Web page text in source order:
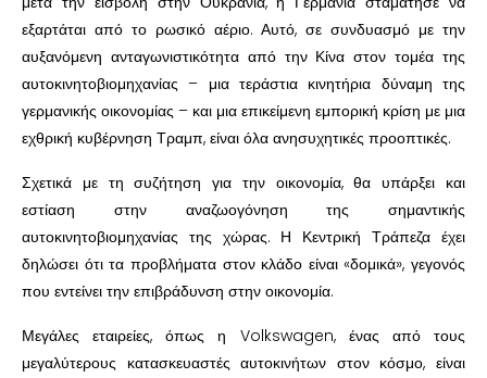
εξαρτάται από το ρωσικό αέριο. Αυτό, σε συνδυασμό με την
αυξανόμενη ανταγωνιστικότητα από την Κίνα στον τομέα της
αυτοκινητοβιομηχανίας – μια τεράστια κινητήρια δύναμη της
γερμανικής οικονομίας – και μια επικείμενη εμπορική κρίση με μια
εχθρική κυβέρνηση Τραμπ, είναι όλα ανησυχητικές προοπτικές.
Σχετικά με τη συζήτηση για την οικονομία, θα υπάρξει και
εστίαση στην αναζωογόνηση της σημαντικής
αυτοκινητοβιομηχανίας της χώρας. Η Κεντρική Τράπεζα έχει
δηλώσει ότι τα προβλήματα στον κλάδο είναι «δομικά», γεγονός
που εντείνει την επιβράδυνση στην οικονομία.
Μεγάλες εταιρείες, όπως η Volkswagen, ένας από τους
μεγαλύτερους κατασκευαστές αυτοκινήτων στον κόσμο, είναι